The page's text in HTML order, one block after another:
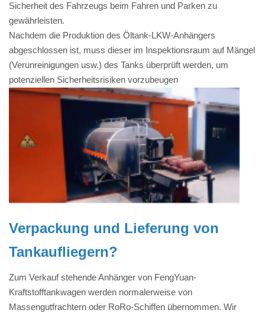
Sicherheit des Fahrzeugs beim Fahren und Parken zu
gewährleisten.
Nachdem die Produktion des Öltank-LKW-Anhängers
abgeschlossen ist, muss dieser im Inspektionsraum auf Mängel
(Verunreinigungen usw.) des Tanks überprüft werden, um
potenziellen Sicherheitsrisiken vorzubeugen
Verpackung und Lieferung von
Tankaufliegern?
Zum Verkauf stehende Anhänger von FengYuan-
Kraftstofftankwagen werden normalerweise von
Massengutfrachtern oder RoRo-Schiffen übernommen. Wir